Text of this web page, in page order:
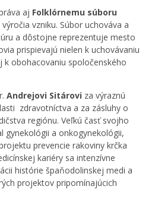
aj Folklórnemu súboru
vzniku. Súbor uchováva a
a dôstojne reprezentuje mesto
prispievajú nielen k uchovávaniu
k obohacovaniu spoločenského
Andrejovi Sitárovi za výraznú
zdravotníctva a za zásluhy o
regiónu. Veľkú časť svojho
gynekológii a onkogynekológii,
prevencie rakoviny krčka
kariéry sa intenzívne
histórie špaňodolinskej medi a
projektov pripomínajúcich